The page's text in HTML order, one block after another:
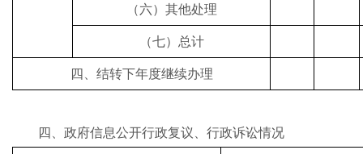
（六）其他处理
（七）总计
四、结转下年度继续办理
四、政府信息公开行政复议、行政诉讼情况